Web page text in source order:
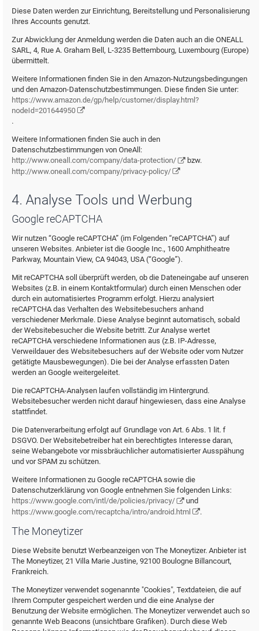
Diese Daten werden zur Einrichtung, Bereitstellung und Personalisierung
Ihres Accounts genutzt.
Zur Abwicklung der Anmeldung werden die Daten auch an die ONEALL
SARL, 4, Rue A. Graham Bell, L-3235 Bettembourg, Luxembourg (Europe)
übermittelt.
Weitere Informationen finden Sie in den Amazon-Nutzungsbedingungen
und den Amazon-Datenschutzbestimmungen. Diese finden Sie unter:
https://www.amazon.de/gp/help/customer/display.html?
nodeId=201644950
.
Weitere Informationen finden Sie auch in den
Datenschutzbestimmungen von OneAll:
http://www.oneall.com/company/data-protection/
bzw.
http://www.oneall.com/company/privacy-policy/
4. Analyse Tools und Werbung
Google reCAPTCHA
Wir nutzen “Google reCAPTCHA” (im Folgenden “reCAPTCHA”) auf
unseren Websites. Anbieter ist die Google Inc., 1600 Amphitheatre
Parkway, Mountain View, CA 94043, USA (“Google”).
Mit reCAPTCHA soll überprüft werden, ob die Dateneingabe auf unseren
Websites (z.B. in einem Kontaktformular) durch einen Menschen oder
durch ein automatisiertes Programm erfolgt. Hierzu analysiert
reCAPTCHA das Verhalten des Websitebesuchers anhand
verschiedener Merkmale. Diese Analyse beginnt automatisch, sobald
der Websitebesucher die Website betritt. Zur Analyse wertet
reCAPTCHA verschiedene Informationen aus (z.B. IP-Adresse,
Verweildauer des Websitebesuchers auf der Website oder vom Nutzer
getätigte Mausbewegungen). Die bei der Analyse erfassten Daten
werden an Google weitergeleitet.
Die reCAPTCHA-Analysen laufen vollständig im Hintergrund.
Websitebesucher werden nicht darauf hingewiesen, dass eine Analyse
stattfindet.
Die Datenverarbeitung erfolgt auf Grundlage von Art. 6 Abs. 1 lit. f
DSGVO. Der Websitebetreiber hat ein berechtigtes Interesse daran,
seine Webangebote vor missbräuchlicher automatisierter Ausspähung
und vor SPAM zu schützen.
Weitere Informationen zu Google reCAPTCHA sowie die
Datenschutzerklärung von Google entnehmen Sie folgenden Links:
https://www.google.com/intl/de/policies/privacy/
und
https://www.google.com/recaptcha/intro/android.html
.
The Moneytizer
Diese Website benutzt Werbeanzeigen von The Moneytizer. Anbieter ist
The Moneytizer, 21 Villa Marie Justine, 92100 Boulogne Billancourt,
Frankreich.
The Moneytizer verwendet sogenannte "Cookies", Textdateien, die auf
Ihrem Computer gespeichert werden und die eine Analyse der
Benutzung der Website ermöglichen. The Moneytizer verwendet auch so
genannte Web Beacons (unsichtbare Grafiken). Durch diese Web